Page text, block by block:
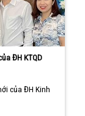
ĐH KTQD
của ĐH Kinh